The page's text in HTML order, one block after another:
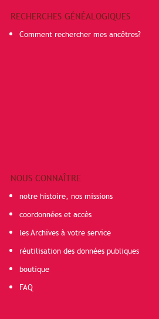
RECHERCHES GÉNÉALOGIQUES
Comment rechercher mes ancêtres?
NOUS CONNAÎTRE
notre histoire, nos missions
coordonnées et accès
les Archives à votre service
réutilisation des données publiques
boutique
FAQ